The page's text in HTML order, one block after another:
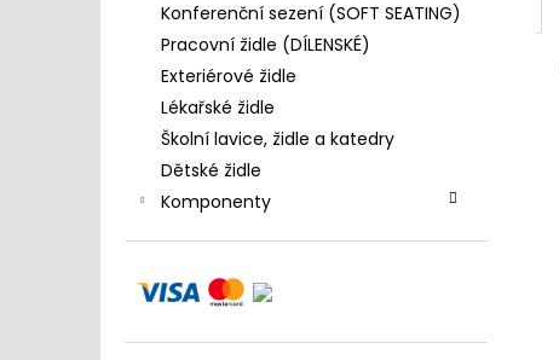
Konferenční sezení (SOFT SEATING)
Pracovní židle (DÍLENSKÉ)
Exteriérové židle
Lékařské židle
Školní lavice, židle a katedry
Dětské židle
Komponenty